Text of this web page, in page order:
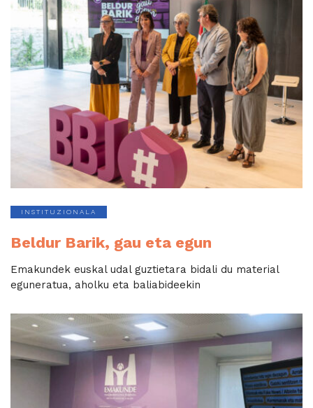
INSTITUZIONALA
Beldur Barik, gau eta egun
Emakundek euskal udal guztietara bidali du material
eguneratua, aholku eta baliabideekin